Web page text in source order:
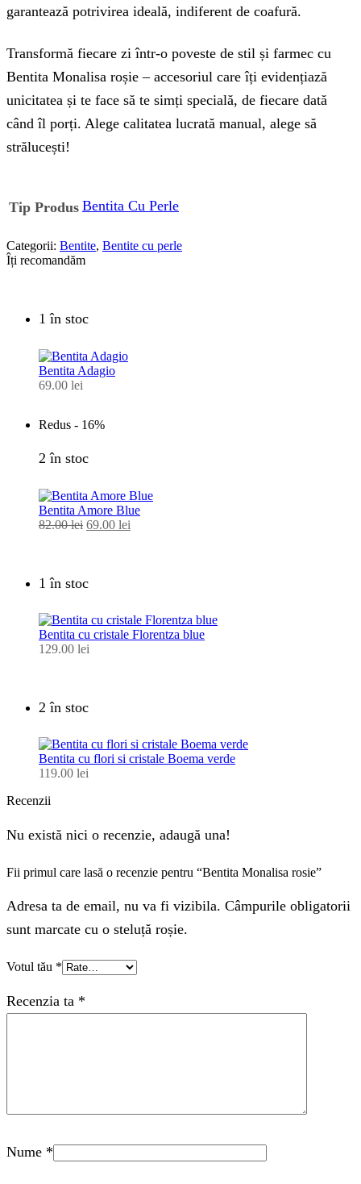
garantează potrivirea ideală, indiferent de coafură.
Transformă fiecare zi într-o poveste de stil și farmec cu
Bentita Monalisa roșie – accesoriul care îți evidențiază
unicitatea și te face să te simți specială, de fiecare dată
când îl porți. Alege calitatea lucrată manual, alege să
strălucești!
Tip Produs Bentita Cu Perle
Categorii: Bentite, Bentite cu perle
Îți recomandăm
1 în stoc
Bentita Adagio
69.00 lei
Redus - 16%
2 în stoc
Bentita Amore Blue
82.00lei Prețul
82.00 lei.
69.00 lei
1 în stoc
Bentita cu cristale Florentza blue
129.00 lei
2 în stoc
Bentita cu flori si cristale Boema verde
119.00 lei
Recenzii
Nu există nici o recenzie, adaugă una!
Fii primul care lasă o recenzie pentru “Bentita Monalisa rosie”
Adresa ta de email, nu va fi vizibila. Câmpurile obligatorii
sunt marcate cu o steluță roșie.
Votul tău *
Recenzia ta *
Nume *